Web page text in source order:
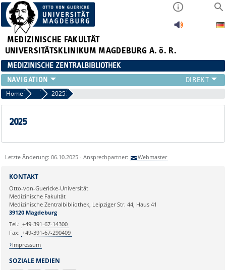
MEDIZINISCHE FAKULTÄT
UNIVERSITÄTSKLINIKUM MAGDEBURG A. ö. R.
MEDIZINISCHE ZENTRALBIBLIOTHEK
LITERATURSUCHE
SERVICE
INFORMATIONSKOMPETENZ
PUBLIZIEREN
NEU HIER?
Home Lesungen
2025
2025
Letzte Änderung: 06.10.2025 - Ansprechpartner: Webmaster
SOZIALE MEDIEN
KONTAKT
Otto-von-Guericke-Universität
Medizinische Fakultät
Medizinische Zentralbibliothek, Leipziger Str. 44, Haus 41
39120 Magdeburg
Tel.: +49-391-67-14300
Fax: +49-391-67-290409
Impressum